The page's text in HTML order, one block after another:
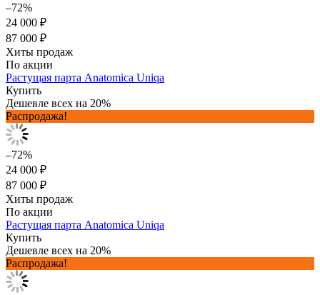
–72%
24 000 ₽
87 000 ₽
Хиты продаж
По акции
Растущая парта Anatomica Uniqa
Купить
Дешевле всех на 20%
Распродажа!
–72%
24 000 ₽
87 000 ₽
Хиты продаж
По акции
Растущая парта Anatomica Uniqa
Купить
Дешевле всех на 20%
Распродажа!